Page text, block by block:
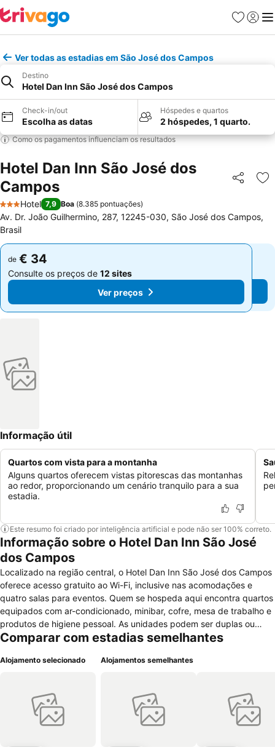
Favoritos
Iniciar
Ver todas as estadias em São José dos Campos
Destino
Hotel Dan Inn São José dos Campos
Check-in/out
Escolha as datas
Hóspedes e quartos
2 hóspedes, 1 quarto.
Como os pagamentos influenciam os resultados
Hotel Dan Inn São José dos
Campos
Partilhar
3 Estrelas
Hotel 7,9 Boa (8.385 pontuações)
Av. Dr. João Guilhermino, 287, 12245-030, São José dos Campos,
Brasil
de € 34
Consulte os preços de 12 sites
Ver preços
de € 34
Consulte os preços de 12 sites
Ver preços
Informação útil
Quartos com vista para a montanha
Alguns quartos oferecem vistas pitorescas das montanhas
ao redor, proporcionando um cenário tranquilo para a sua
estadia.
Este resumo foi criado por inteligência artificial e pode não ser 100% correto.
Informação sobre o Hotel Dan Inn São José
dos Campos
Localizado na região central, o Hotel Dan Inn São José dos Campos
oferece acesso gratuito ao Wi-Fi, inclusive nas acomodações e
quatro salas para eventos. Quem se hospeda aqui encontra quartos
equipados com ar-condicionado, minibar, cofre, mesa de trabalho e
produtos de higiene pessoal. As unidades podem ser duplas ou
triplas, e algumas possuem banheira e secador de cabelos. Piscina,
disposição dos viajantes. O hotel aceita animais de estimação,
também é possível almoçar e jantar, e o serviço de quarto está
disponível 24 horas por dia. Dirigindo, o viajante leva menos de dez
minutos para chegar à rodoviária da cidade ou à Igreja Matriz de
Comparar com estadias semelhantes
Alojamento selecionado Alojamentos semelhantes